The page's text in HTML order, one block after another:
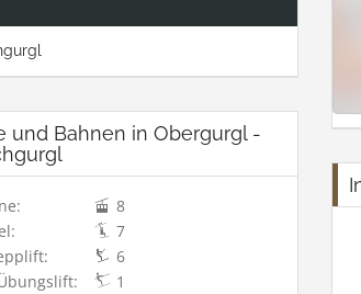
und Bahnen in Obergurgl -
8
7
6
1